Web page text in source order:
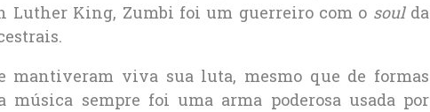
Luther King, Zumbi foi um guerreiro com o soulda
mantiveram viva sua luta, mesmo que de formas
música sempre foi uma arma poderosa usada por